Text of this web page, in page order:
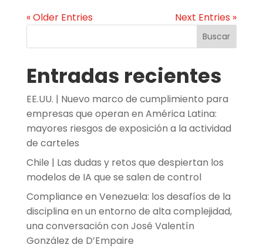
« Older Entries Next Entries »
Buscar
Entradas recientes
EE.UU. | Nuevo marco de cumplimiento para
empresas que operan en América Latina:
mayores riesgos de exposición a la actividad
de carteles
Chile | Las dudas y retos que despiertan los
modelos de IA que se salen de control
Compliance en Venezuela: los desafíos de la
disciplina en un entorno de alta complejidad,
una conversación con José Valentín
González de D’Empaire